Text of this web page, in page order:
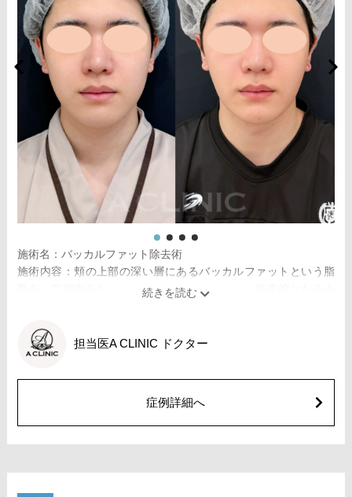
血、引き攣れ感などが術後一時的に生じることがございます。
また、稀に貧血、細菌感染症、左右差、施術箇所の知覚鈍麻、
ぼこつき、硬結、瘢痕化、色素沈着、脂肪塞栓、皮膚のよれ、
繊維の突出などを生じることがございます。
費用：通常価格 437,800円(税込)
顔の脂肪吸引箇所の追加 1ヶ所ごと+162,800円(税込)
オプション：笑気麻酔 3,300円(税込)
施術名：バッカルファット除去術
施術内容：頬の上部の深い層にあるバッカルファットという脂
肪を、口腔内を1cm程切開して除去し、小顔・将来的なたるみ
除くため、お顔の表面に傷跡が残らないことが特徴です。
施術時間：約30〜40分程
血、細菌感染症、左右差、施術箇所の知覚鈍麻、へこみ、頬が
こける、たるみ、硬結、瘢痕化、色素沈着、脂肪塞栓などを生
じることがございます。
担当医A CLINIC ドクター
症例詳細へ